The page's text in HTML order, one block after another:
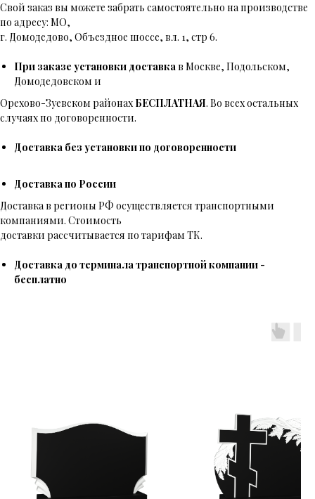
Свой заказ вы можете забрать самостоятельно на производстве
по адресу: МО,
г. Домодедово, Объездное шоссе, вл. 1, стр 6.
При заказе установки доставкав Москве, Подольском,
Домодедовском и
Орехово-Зуевском районах БЕСПЛАТНАЯ. Во всех остальных
случаях по договоренности.
Доставка без установки по договоренности
Доставка по России
Доставка в регионы РФ осуществляется транспортными
компаниями. Стоимость
доставки рассчитывается по тарифам ТК.
Доставка до терминала транспортной компании -
бесплатно